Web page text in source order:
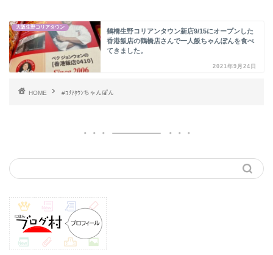
大阪生野コリアタウン
鶴橋生野コリアンタウン新店9/15にオープンした
香港飯店の鶴橋店さんで一人飯ちゃんぽんを食べ
てきました。
2021年9月24日
HOME #ｺﾘｱﾀｳﾝちゃんぽん